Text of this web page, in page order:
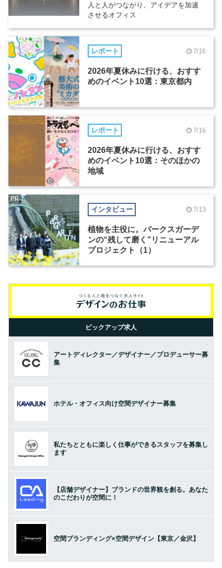
人と人がつながり、アイデアを加速
させるオフィス
レポート 7/16
2026年夏休みに行ける、おすす
めのイベント10選：東京都内
レポート 7/16
2026年夏休みに行ける、おすす
めのイベント10選：そのほかの
地域
インタビュー 7/13
植物を主役に。パークスガーデ
ンの“残して磨く”リニューアル
プロジェクト（1）
PR
ピックアップ求人
アートディレクター／デザイナー／プロデューサー募
集
ホテル・オフィス向け空間デザイナー募集
私たちとともに楽しく仕事ができるスタッフを募集し
ます
【店舗デザイナー】ブランドの世界観を創る。あなた
のこだわりが空間に！
空間ブランディング×空間デザイン【東京／金沢】